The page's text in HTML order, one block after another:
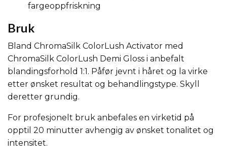
fargeoppfriskning
Bruk
Bland ChromaSilk ColorLush Activator med
ChromaSilk ColorLush Demi Gloss i anbefalt
blandingsforhold 1:1. Påfør jevnt i håret og la virke
etter ønsket resultat og behandlingstype. Skyll
deretter grundig.
For profesjonelt bruk anbefales en virketid på
opptil 20 minutter avhengig av ønsket tonalitet og
intensitet.